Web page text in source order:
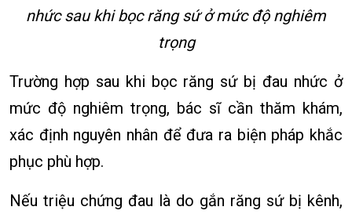
nhức sau khi bọc răng sứ ở mức độ nghiêm
trọng
Trường hợp sau khi bọc răng sứ bị đau nhức ở
mức độ nghiêm trọng, bác sĩ cần thăm khám,
xác định nguyên nhân để đưa ra biện pháp khắc
phục phù hợp.
Nếu triệu chứng đau là do gắn răng sứ bị kênh,